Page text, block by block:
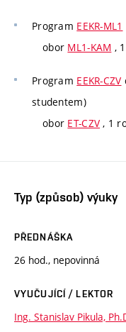
Program EEKR-ML1
obor ML1-KAM ,
Program EEKR-CZV
studentem)
obor ET-CZV , 1
Typ (způsob) výuky
PŘEDNÁŠKA
26 hod., nepovinná
VYUČUJÍCÍ / LEKTOR
Ing. Stanislav Pikula,